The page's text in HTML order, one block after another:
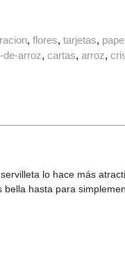
flores tarjetas
de-arroz cartas arroz
lo hace más
hasta para